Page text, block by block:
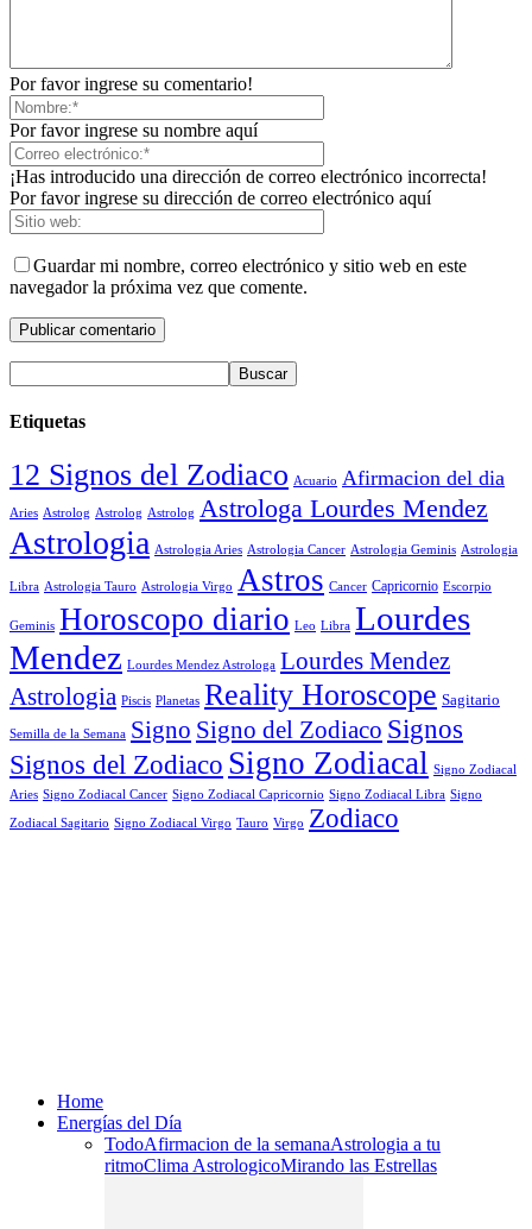
Por favor ingrese su comentario!
Por favor ingrese su nombre aquí
¡Has introducido una dirección de correo electrónico incorrecta!
Por favor ingrese su dirección de correo electrónico aquí
Guardar mi nombre, correo electrónico y sitio web en este
navegador la próxima vez que comente.
Etiquetas
12 Signos del Zodiaco Acuario Afirmacion del dia
Aries Astrolog Astrolog Astrolog Astrologa Lourdes Mendez
Astrologia Astrologia Aries Astrologia Cancer Astrologia Geminis Astrologia
Libra Astrologia Tauro Astrologia Virgo Astros Cancer Capricornio Escorpio
Geminis Horoscopo diario Leo Libra Lourdes
Mendez Lourdes Mendez Astrologa Lourdes Mendez
Astrologia Piscis Planetas Reality Horoscope Sagitario
Semilla de la Semana Signo Signo del Zodiaco Signos
Signos del Zodiaco Signo Zodiacal Signo Zodiacal
Aries Signo Zodiacal Cancer Signo Zodiacal Capricornio Signo Zodiacal Libra Signo
Zodiacal Sagitario Signo Zodiacal Virgo Tauro Virgo Zodiaco
Home
Energías del Día
TodoAfirmacion de la semanaAstrologia a tu
ritmoClima AstrologicoMirando las Estrellas